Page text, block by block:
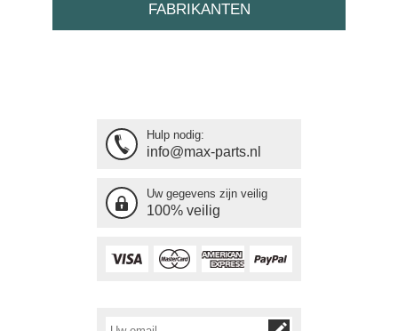
FABRIKANTEN
Hulp nodig:
info@max-parts.nl
Uw gegevens zijn veilig
100% veilig